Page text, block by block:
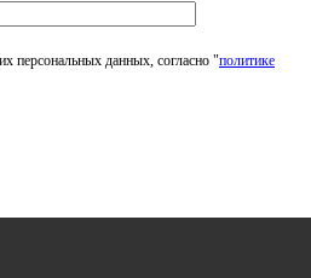
персональных данных, согласно "политике